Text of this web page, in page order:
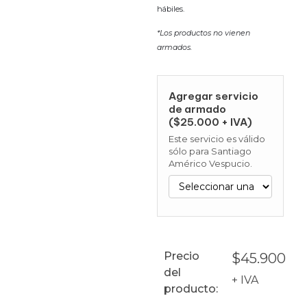
hábiles.
*Los productos no vienen
armados.
Agregar servicio
de armado
($25.000 + IVA)
Este servicio es válido
sólo para Santiago
Américo Vespucio.
Precio
del
producto:
$45.900
+ IVA